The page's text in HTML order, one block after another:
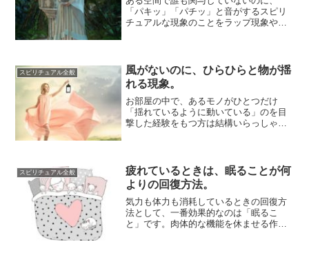
「パキッ」「パチッ」と音がするスピリ
チュアルな現象のことをラップ現象やラ
スピリチュアル全般
風がないのに、ひらひらと物が揺
れる現象。
お部屋の中で、あるモノがひとつだけ
「揺れているように動いている」のを目
撃した経験をもつ方は結構いらっしゃる
スピリチュアル全般
疲れているときは、眠ることが何
よりの回復方法。
気力も体力も消耗しているときの回復方
法として、一番効果的なのは「眠るこ
と」です。肉体的な機能を休ませる作用